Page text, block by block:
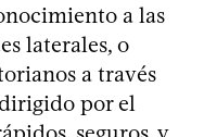
a las
laterales, o
a través
por el